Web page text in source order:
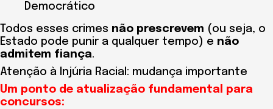
Democrático
Todos esses crimes não prescrevem (ou seja, o
Estado pode punir a qualquer tempo) e não
admitem fiança.
Atenção à Injúria Racial: mudança importante
Um ponto de atualização fundamental para
concursos: